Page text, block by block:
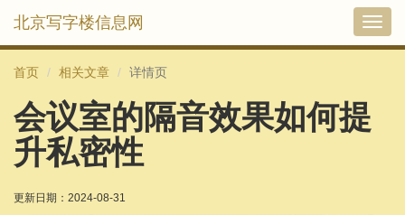
切
北京写字楼信息网
首页 相关文章 详情页
会议室的隔音效果如何提
升私密性
更新日期：2024-08-31